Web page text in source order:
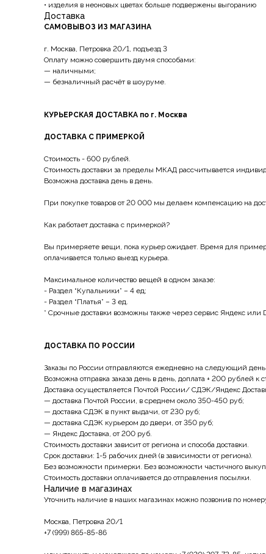
• изделия в неоновых цветах больше подвержены выгоранию
Доставка
САМОВЫВОЗ ИЗ МАГАЗИНА
г. Москва, Петровка 20/1, подъезд 3
Оплату можно совершить двумя способами:
— наличными;
— безналичный расчёт в шоуруме.
КУРЬЕРСКАЯ ДОСТАВКА по г. Москва
ДОСТАВКА С ПРИМЕРКОЙ
Стоимость - 600 рублей.
Стоимость доставки за пределы МКАД рассчитывается
Возможна доставка день в день.
При покупке товаров от 20 000 мы делаем компенсацию на
Как работает доставка с примеркой?
Вы примеряете вещи, пока курьер ожидает. Время для
оплачивается только выезд курьера.
Максимальное количество вещей в одном заказе:
- Раздел “Купальники” – 4 ед;
- Раздел “Платья” – 3 ед.
* Срочные доставки возможны также через сервис Яндекс
ДОСТАВКА ПО РОССИИ
Заказы по России отправляются ежедневно на следующий
Возможна отправка заказа день в день, доплата + 200 рублей к
Доставка осуществляется Почтой России/ СДЭК/Яндекс
— доставка Почтой России, в среднем около 350-450 руб;
— доставка СДЭК в пункт выдачи, от 230 руб;
— доставка СДЭК курьером до двери, от 350 руб;
— Яндекс Доставка, от 200 руб.
Стоимость доставки зависит от региона и способа доставки.
Срок доставки: 1-5 рабочих дней (в зависимости от региона).
Без возможности примерки. Без возможности частичного
Стоимость доставки оплачивается до отправления посылки.
Наличие в магазинах
Уточнить наличие в наших магазинах можно позвонив по
Москва, Петровка 20/1
+7 (999) 865-85-86